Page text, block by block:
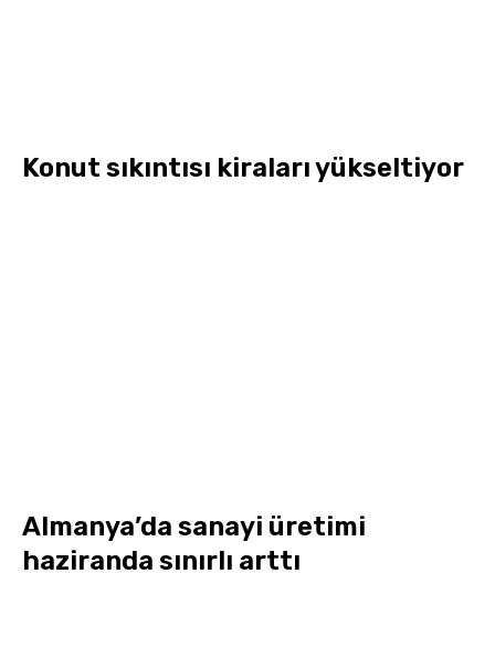
Konut sıkıntısı kiraları yükseltiyor
Almanya’da sanayi üretimi
haziranda sınırlı arttı